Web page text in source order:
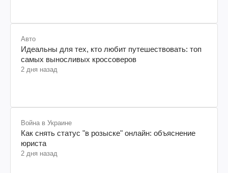
Авто
Идеальны для тех, кто любит путешествовать: топ
самых выносливых кроссоверов
2 дня назад
Война в Украине
Как снять статус "в розыске" онлайн: объяснение
юриста
2 дня назад